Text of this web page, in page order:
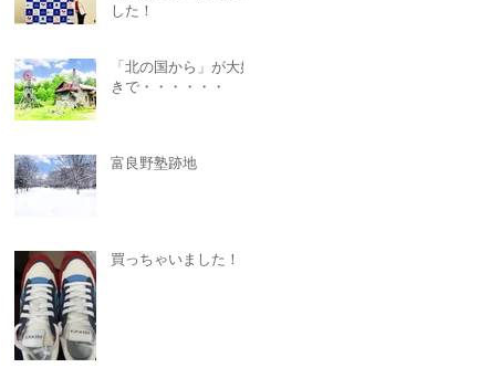
した！
「北の国から」が大好
きで・・・・・・
富良野塾跡地
買っちゃいました！！